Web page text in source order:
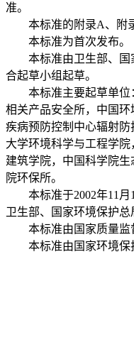
准。
本标准的附录A、附录
本标准为首次发布。
本标准由卫生部、国
合起草小组起草。
本标准主要起草单位
相关产品安全所，中国
疾病预防控制中心辐射
大学环境科学与工程学
建筑学院，中国科学院
院环保所。
本标准于2002年11月
卫生部、国家环境保护总
本标准由国家质量监
本标准由国家环境保